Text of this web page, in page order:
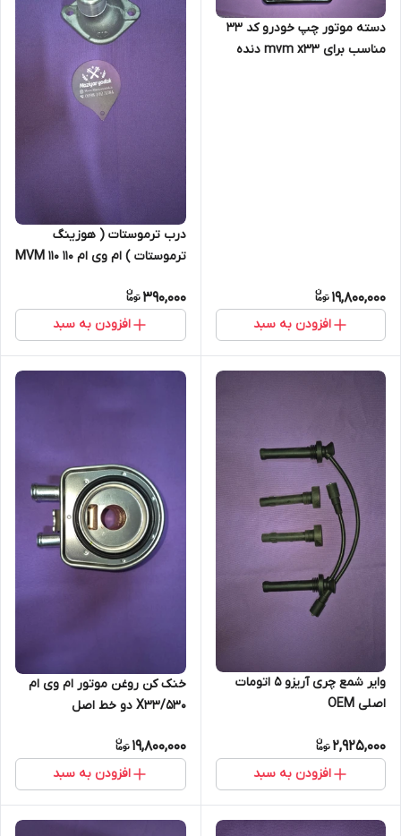
دسته موتور چپ خودرو کد 33
مناسب برای mvm x33 دنده
19,800,000
افزودن به سبد
درب ترموستات ( هوزینگ
ترموستات ) ام وی ام ۱۱۰ MVM 110
390,000
افزودن به سبد
وایر شمع چری آریزو 5 اتومات
اصلی OEM
2,925,000
افزودن به سبد
خنک کن روغن موتور ام وی ام
X33/530 دو خط اصل
19,800,000
افزودن به سبد